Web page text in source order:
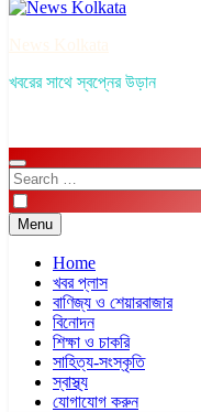
খবরের সাথে স্বপ্নের উড়ান
Search
for:
Menu
Home
খবর প্লাস
বাণিজ্য ও শেয়ারবাজার
বিনোদন
শিক্ষা ও চাকরি
সাহিত্য-সংস্কৃতি
স্বাস্থ্য
যোগাযোগ করুন